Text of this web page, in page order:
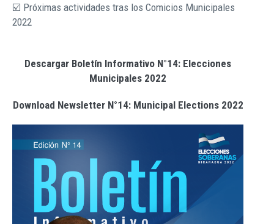
☑️ Próximas actividades tras los Comicios Municipales
2022
Descargar Boletín Informativo N°14: Elecciones
Municipales 2022
Download Newsletter N°14: Municipal Elections 2022